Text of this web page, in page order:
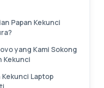
Papan Kekunci
yang Kami Sokong
Kekunci
Laptop